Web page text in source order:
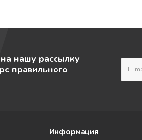
нашу рассылку
правильного
Информация